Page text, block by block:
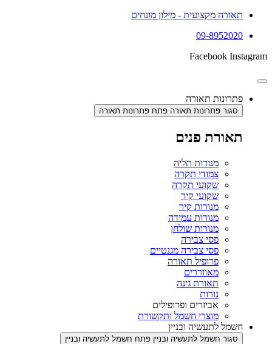
תאורה מקצועית - מילון מונחים
09-8952020
Facebook Instagram
פתרונות תאורה
סגור פתרונות תאורה פתח פתרונות תאורה
תאורת פנים
מנורות תליה
צמודי תקרה
שקועי תקרה
שקועי קיר
מנורות קיר
מנורות עמידה
מנורות שולחן
פסי צבירה
פסי צבירה מגנטיים
פרופיל תאורה
מאווררים
תאורת גינה
נורות
אביזרים ופרופילים
מוצרי חשמל ותקשורת
חשמל לתעשיה ובניין
סגור חשמל לתעשיה ובניין פתח חשמל לתעשיה ובניין